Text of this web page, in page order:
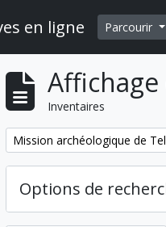
en ligne Parcourir
Inventaires
Remove filter:
Mission archéologique de
Options de